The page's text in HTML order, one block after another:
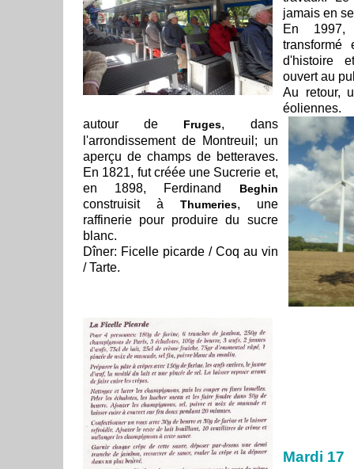
jamais en
En
transformé
d'histoire
ouvert au
Au retour,
éoliennes.
autour de Fruges, dans
l'arrondissement de Montreuil; un
aperçu de champs de betteraves.
En 1821, fut créée une Sucrerie et,
en 1898, Ferdinand
Beghin
construisit à Thumeries, une
raffinerie pour produire du sucre
blanc.
Dîner: Ficelle picarde / Coq au vin
/ Tarte.
Mardi 17